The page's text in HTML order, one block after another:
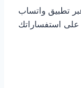
تطبيق واتساب
01112774349، للرد على استفساراتك